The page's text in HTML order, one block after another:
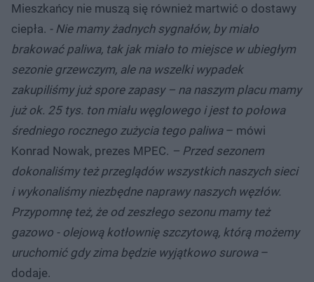
Mieszkańcy nie muszą się również martwić o dostawy
ciepła. - Nie mamy żadnych sygnałów, by miało
brakować paliwa, tak jak miało to miejsce w ubiegłym
sezonie grzewczym, ale na wszelki wypadek
zakupiliśmy już spore zapasy – na naszym placu mamy
już ok. 25 tys. ton miału węglowego i jest to połowa
średniego rocznego zużycia tego paliwa– mówi
Konrad Nowak, prezes MPEC. – Przed sezonem
dokonaliśmy też przeglądów wszystkich naszych sieci
i wykonaliśmy niezbędne naprawy naszych węzłów.
Przypomnę też, że od zeszłego sezonu mamy też
gazowo - olejową kotłownię szczytową, którą możemy
uruchomić gdy zima będzie wyjątkowo surowa–
dodaje.